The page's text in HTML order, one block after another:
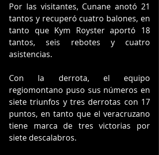
Por las visitantes, Cunane anotó 21
tantos y recuperó cuatro balones, en
tanto que Kym Royster aportó 18
tantos, seis rebotes y cuatro
asistencias.
Con la derrota, el equipo
regiomontano puso sus números en
siete triunfos y tres derrotas con 17
puntos, en tanto que el veracruzano
tiene marca de tres victorias por
siete descalabros.